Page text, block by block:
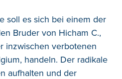
soll es sich bei einem der
Bruder von Hicham C.,
inzwischen verbotenen
handeln. Der radikale
aufhalten und der